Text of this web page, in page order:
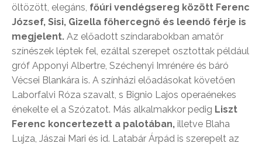
öltözött, elegáns, főúri vendégsereg között Ferenc
József, Sisi, Gizella főhercegnő és leendő férje is
megjelent. Az előadott színdarabokban amatőr
színészek léptek fel, ezáltal szerepet osztottak például
gróf Apponyi Albertre, Széchenyi Imrénére és báró
Vécsei Blankára is. A színházi előadásokat követően
Laborfalvi Róza szavalt, s Bignio Lajos operaénekes
énekelte el a Szózatot. Más alkalmakkor pedig Liszt
Ferenc koncertezett a palotában, illetve Blaha
Lujza, Jászai Mari és id. Latabár Árpád is szerepelt az